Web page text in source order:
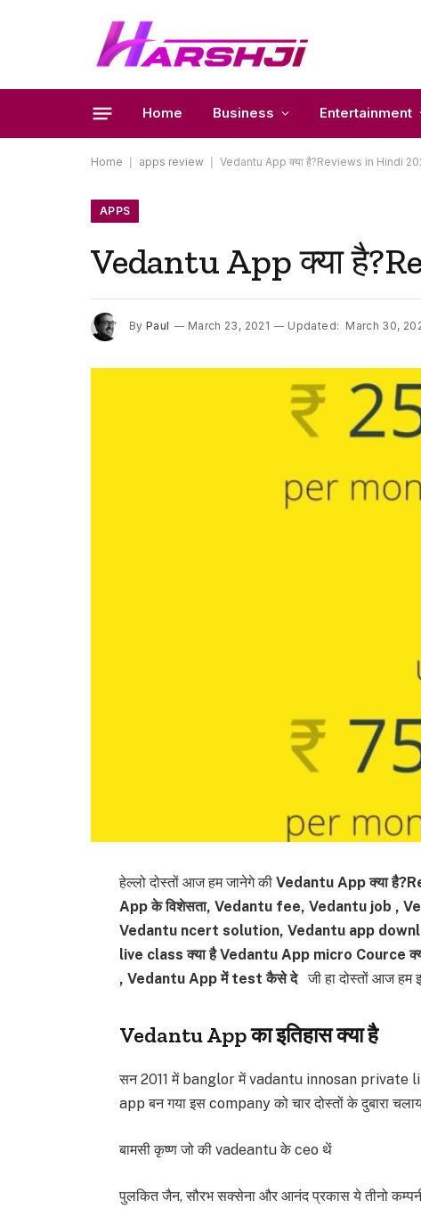
Home Business Entertainment
Home apps review Vedantu App क्या है?Reviews in Hindi
APPS
Vedantu App क्या
By Paul March 23, 2021 Updated: March 30,
हेल्लो दोस्तों आज हम जानेगे कीVedantu App क्या
App के विशेसता, Vedantu fee, Vedantu job ,
Vedantu ncert solution, Vedantu app
live class क्या है Vedantu App micro Cource
, Vedantu App में test कैसे दे जी हा दोस्तों आज हम
Vedantu App का इतिहास क्या है
सन 2011 में banglor में vadantu innosan private
app बन गया इस company को चार दोस्तों के दुबारा
बामसी कृष्ण जो की vadeantu के ceo थें
पुलकित जैन, सौरभ सक्सेना और आनंद प्रकास ये तीनो